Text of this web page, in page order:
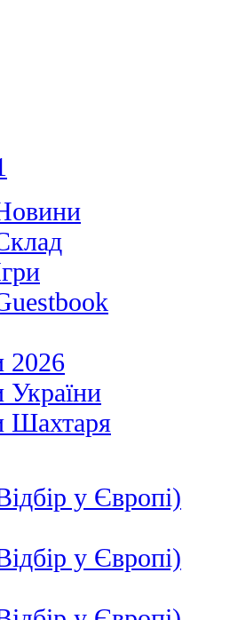
2026
України
Шахтаря
у Європі)
у Європі)